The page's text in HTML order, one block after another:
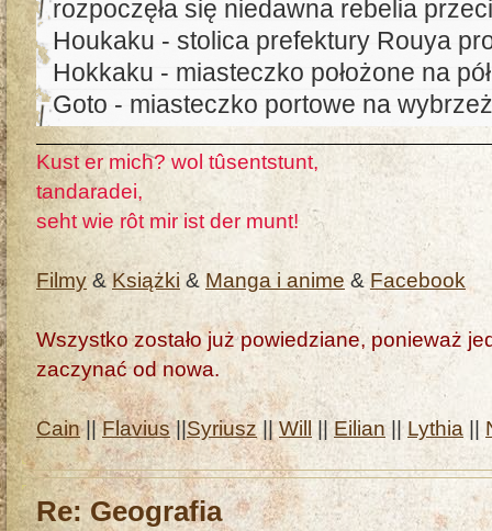
rozpoczęła się niedawna rebelia
Houkaku - stolica prefektury Rouya
Hokkaku - miasteczko położone na
Goto - miasteczko portowe na
Kust er mich? wol tûsentstunt,
tandaradei,
seht wie rôt mir ist der munt!
Filmy&Książki & Manga i anime & Facebook
Wszystko zostało już powiedziane, ponieważ
zaczynać od nowa.
Cain||Flavius||Syriusz||Will || Eilian||Lythia ||
Re: Geografia